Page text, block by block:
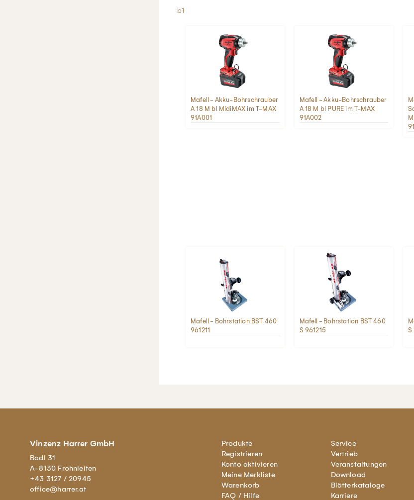
lb1
Mafell - Akku-Bohrschrauber
A 18 M bl MidiMAX im T-MAX
91A001
Mafell - Akku-Bohrschrauber
A 18 M bl PURE im T-MAX
91A002
Mafell - Bohrstation BST 460
961211
Mafell - Bohrstation BST 460
S 961215
S
Vinzenz Harrer GmbH
Badl 31
A-8130 Frohnleiten
+43 3127 / 20945
office@harrer.at
Produkte
Registrieren
Konto aktivieren
Meine Merkliste
Warenkorb
FAQ / Hilfe
Service
Vertrieb
Veranstaltungen
Download
Blätterkataloge
Karriere